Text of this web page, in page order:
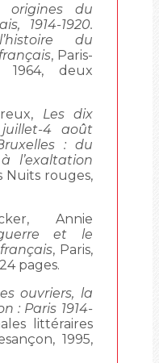
origines du
1914-1920.
du
, Paris-
1964, deux
Les dix
4 août
: du
l’exaltation
Nuits rouges,
Annie
et le
, Paris,
pages.
ouvriers, la
: Paris 1914-
littéraires
1995,